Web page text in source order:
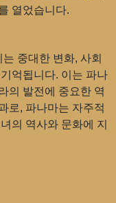
열었습니다.
중대한 변화, 사회
억됩니다. 이는 파나
의 발전에 중요한 역
로, 파나마는 자주적
의 역사와 문화에 지